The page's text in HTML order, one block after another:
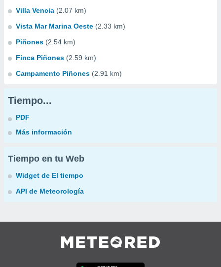
Villa Vencia (2.07 km)
Vista Mar Marina Oeste (2.33 km)
Piñones (2.54 km)
Finca Piñones (2.59 km)
Campamento Piñones (2.91 km)
Tiempo...
PDF
Más información
Tiempo en tu Web
Widget de El tiempo
API de Meteorología